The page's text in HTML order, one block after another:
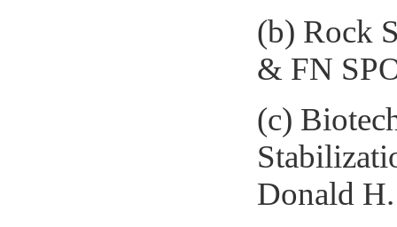
(b) Rock
& FN
(c)
Donald